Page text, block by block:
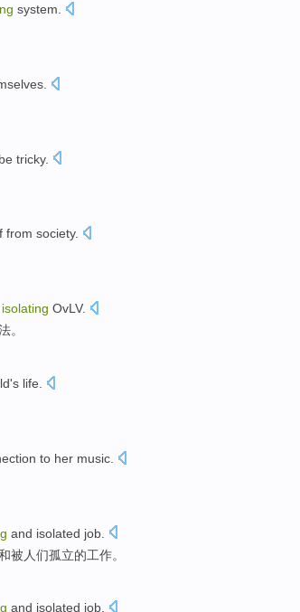
system
tricky.
from society.
isolating OvLV.
。
life
to her music
and isolated job
被人们孤立的工作。
and isolated job.